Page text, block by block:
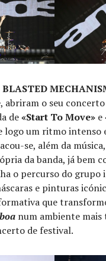
BLASTED
abriram o seu
de«Start To Move» e
logo um ritmo intenso
se, além da
da banda, já bem
o percurso do grupo
e pinturas
que
num ambiente
de festival.